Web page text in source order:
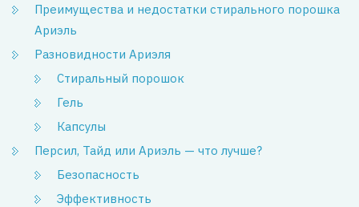
Преимущества и недостатки стирального порошка
Ариэль
Разновидности Ариэля
Стиральный порошок
Гель
Капсулы
Персил, Тайд или Ариэль — что лучше?
Безопасность
Эффективность